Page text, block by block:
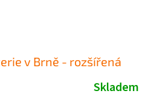
v Brně - rozšířená
Skladem